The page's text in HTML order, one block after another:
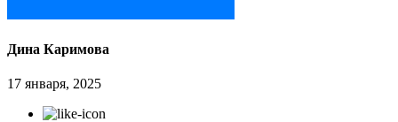
Дина Каримова
17 января, 2025